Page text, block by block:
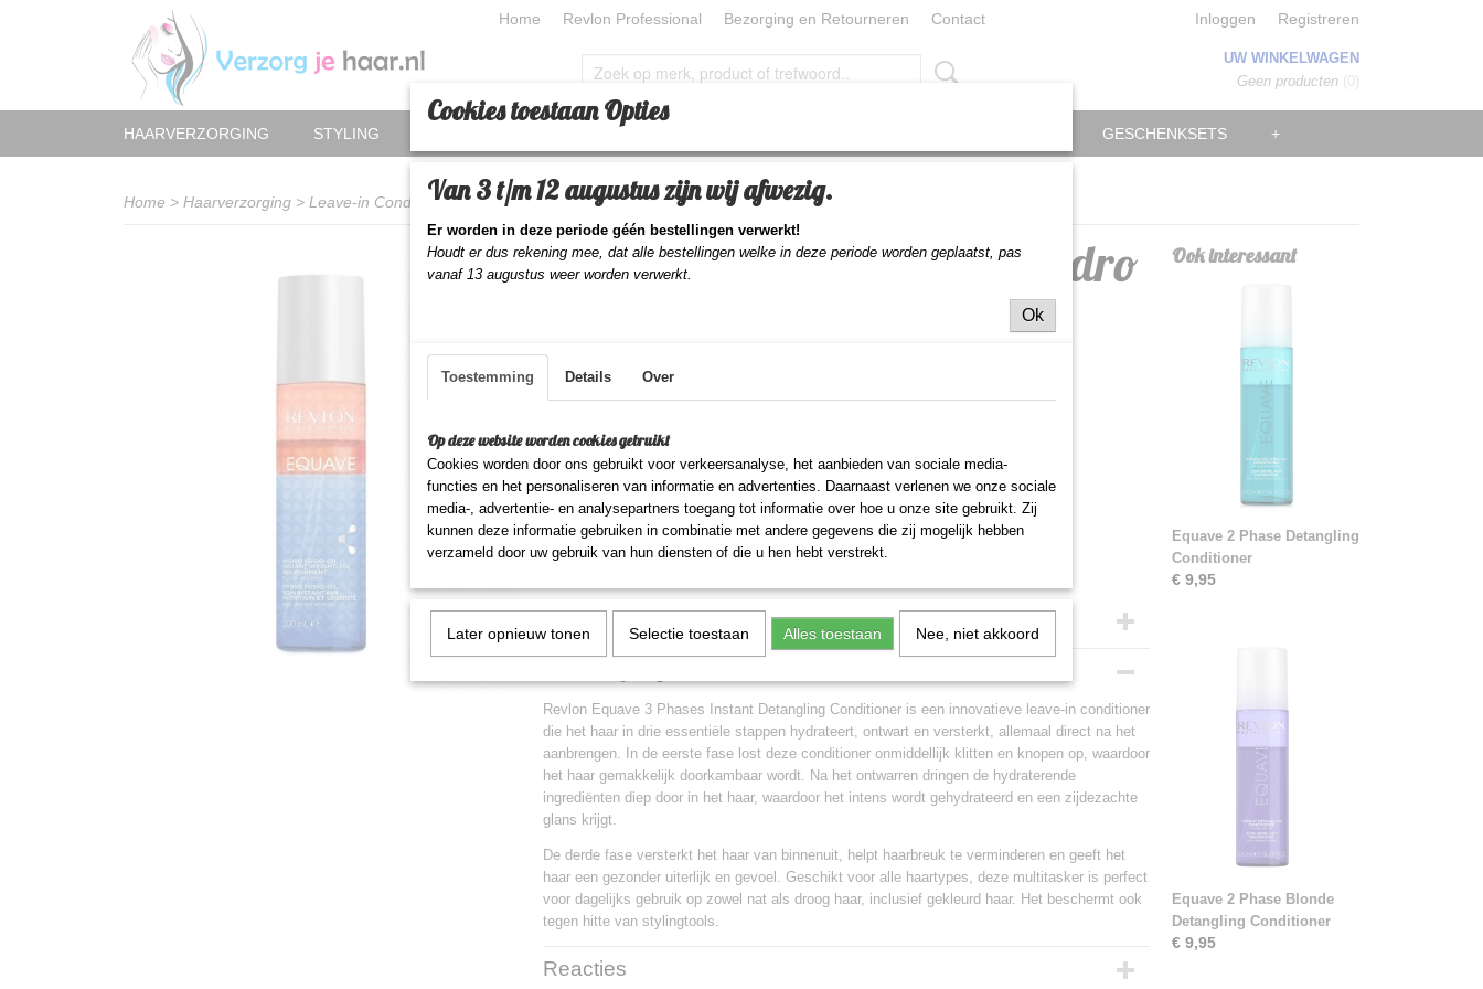
Home Revlon Professional Bezorging en Retourneren Contact Inloggen Registreren
UW WINKELWAGEN
Geen producten (0)
HAARVERZORGING STYLING GESCHENKSETS +
Home > Haarverzorging > Leave-in Conditioner> Revlon Equave 3 Phases Hydro Fusio Oil 200 ml
Revlon Equave 3 Phases Hydro
€ 12,95 (inclusief btw 21%)
Aantal
IN WINKELWAGEN
EAN code 8432225137087
Revlon Equave 3 Phases Instant Detangling Conditioner is een innovatieve leave-in conditioner
die het haar in drie essentiële stappen hydrateert, ontwart en versterkt, allemaal direct na het
aanbrengen. In de eerste fase lost deze conditioner onmiddellijk klitten en knopen op, waardoor
het haar gemakkelijk doorkambaar wordt. Na het ontwarren dringen de hydraterende
ingrediënten diep door in het haar, waardoor het intens wordt gehydrateerd en een zijdezachte
glans krijgt.
De derde fase versterkt het haar van binnenuit, helpt haarbreuk te verminderen en geeft het
haar een gezonder uiterlijk en gevoel. Geschikt voor alle haartypes, deze multitasker is perfect
voor dagelijks gebruik op zowel nat als droog haar, inclusief gekleurd haar. Het beschermt ook
tegen hitte van stylingtools.
Reacties
Ook interessant
Equave 2 Phase Detangling
Conditioner
€ 9,95
Equave 2 Phase Blonde
Detangling Conditioner
€ 9,95
Cookies toestaan Opties
Van 3 t/m 12 augustus zijn wij afwezig.
Er worden in deze periode géén bestellingen verwerkt!
Houdt er dus rekening mee, dat alle bestellingen welke in deze periode worden geplaatst, pas
vanaf 13 augustus weer worden verwerkt.
Ok
Toestemming Details Over
Op deze website worden cookies gebruikt
Cookies worden door ons gebruikt voor verkeersanalyse, het aanbieden van sociale media-
functies en het personaliseren van informatie en advertenties. Daarnaast verlenen we onze sociale
media-, advertentie- en analysepartners toegang tot informatie over hoe u onze site gebruikt. Zij
kunnen deze informatie gebruiken in combinatie met andere gegevens die zij mogelijk hebben
verzameld door uw gebruik van hun diensten of die u hen hebt verstrekt.
Later opnieuw tonen Selectie toestaan Alles toestaan Nee, niet akkoord